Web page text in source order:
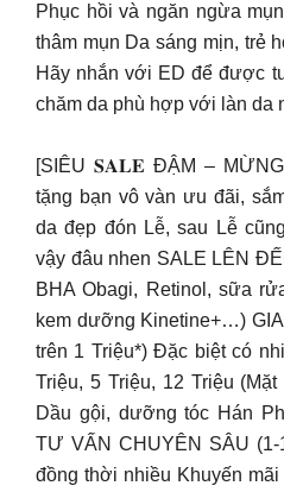
Phục hồi và ngăn ngừa
thâm mụn Da sáng mịn, trẻ
Hãy nhắn với ED để được
chăm da phù hợp với làn da
[SIÊU 𝐒𝐀𝐋𝐄 ĐẬM –
tặng bạn vô vàn ưu đãi,
da đẹp đón Lễ, sau Lễ
vậy đâu nhen SALE LÊN
BHA Obagi, Retinol, sữa
kem dưỡng Kinetine+…)
trên 1 Triệu*) Đặc biệt có
Triệu, 5 Triệu, 12 Triệu
Dầu gội, dưỡng tóc Hán
TƯ VẤN CHUYÊN SÂU
đồng thời nhiều Khuyến